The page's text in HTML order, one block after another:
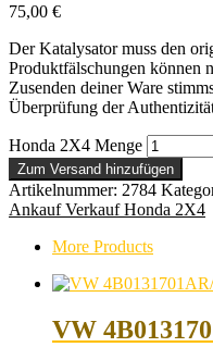
75,00 €
Der Katalysator muss den
Produktfälschungen können
Zusenden deiner Ware
Überprüfung der
Honda 2X4 Menge
Zum Versand hinzufügen
Artikelnummer: 2784
Ankauf Verkauf Honda 2X4
More Products
VW